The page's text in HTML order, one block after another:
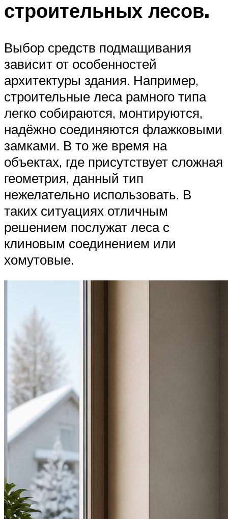
строительных лесов.
Выбор средств подмащивания
зависит от особенностей
архитектуры здания. Например,
строительные леса рамного типа
легко собираются, монтируются,
надёжно соединяются флажковыми
замками. В то же время на
объектах, где присутствует сложная
геометрия, данный тип
нежелательно использовать. В
таких ситуациях отличным
решением послужат леса с
клиновым соединением или
хомутовые.